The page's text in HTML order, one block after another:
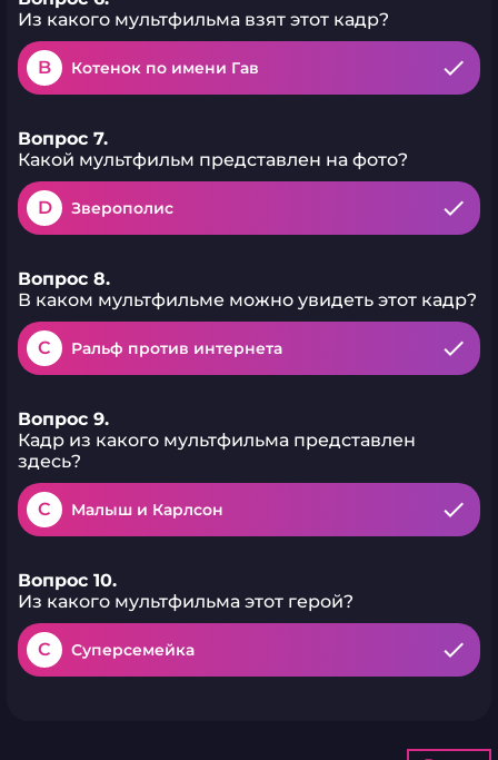
Из какого мультфильма взят этот кадр?
B Котенок по имени Гав
Вопрос 7.
Какой мультфильм представлен на фото?
D Зверополис
Вопрос 8.
В каком мультфильме можно увидеть этот кадр?
C Ральф против интернета
Вопрос 9.
Кадр из какого мультфильма представлен
здесь?
C Малыш и Карлсон
Вопрос 10.
Из какого мультфильма этот герой?
C Суперсемейка